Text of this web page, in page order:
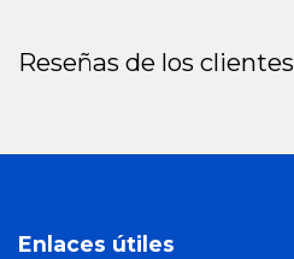
Reseñas de los clientes
Enlaces útiles